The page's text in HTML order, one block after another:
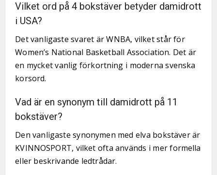
Vilket ord på 4 bokstäver betyder damidrott
i USA?
Det vanligaste svaret är WNBA, vilket står för
Women’s National Basketball Association. Det är
en mycket vanlig förkortning i moderna svenska
korsord.
Vad är en synonym till damidrott på 11
bokstäver?
Den vanligaste synonymen med elva bokstäver är
KVINNOSPORT, vilket ofta används i mer formella
eller beskrivande ledtrådar.